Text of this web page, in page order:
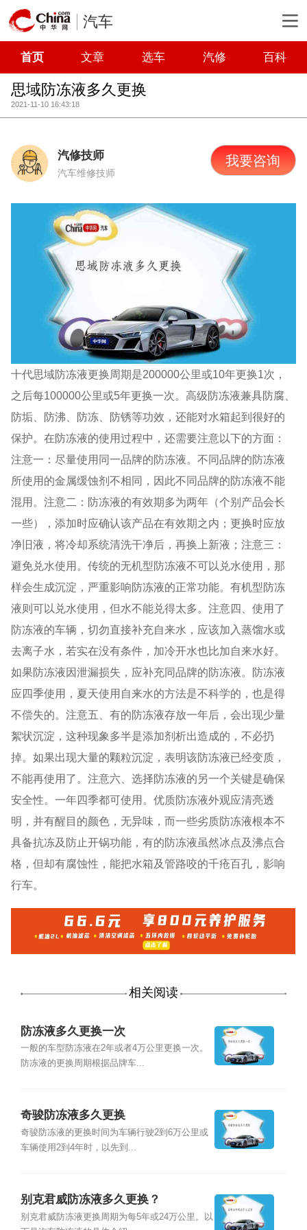
汽车
首页 文章 选车 汽修 百科
思域防冻液多久更换
2021-11-10 16:43:18
汽修技师
汽车维修技师
我要咨询
十代思域防冻液更换周期是200000公里或10年更换1次，
之后每100000公里或5年更换一次。高级防冻液兼具防腐、
防垢、防沸、防冻、防锈等功效，还能对水箱起到很好的
保护。在防冻液的使用过程中，还需要注意以下的方面：
注意一：尽量使用同一品牌的防冻液。不同品牌的防冻液
所使用的金属缓蚀剂不相同，因此不同品牌的防冻液不能
混用。注意二：防冻液的有效期多为两年（个别产品会长
一些），添加时应确认该产品在有效期之内；更换时应放
净旧液，将冷却系统清洗干净后，再换上新液；注意三：
避免兑水使用。传统的无机型防冻液不可以兑水使用，那
样会生成沉淀，严重影响防冻液的正常功能。有机型防冻
液则可以兑水使用，但水不能兑得太多。注意四、使用了
防冻液的车辆，切勿直接补充自来水，应该加入蒸馏水或
去离子水，若实在没有条件，加冷开水也比加自来水好。
如果防冻液因泄漏损失，应补充同品牌的防冻液。防冻液
应四季使用，夏天使用自来水的方法是不科学的，也是得
不偿失的。注意五、有的防冻液存放一年后，会出现少量
絮状沉淀，这种现象多半是添加剂析出造成的，不必扔
掉。如果出现大量的颗粒沉淀，表明该防冻液已经变质，
不能再使用了。注意六、选择防冻液的另一个关键是确保
安全性。一年四季都可使用。优质防冻液外观应清亮透
明，并有醒目的颜色，无异味，而一些劣质防冻液根本不
具备抗冻及防止开锅功能，有的防冻液虽然冰点及沸点合
格，但却有腐蚀性，能把水箱及管路咬的千疮百孔，影响
行车。
相关阅读
防冻液多久更换一次
一般的车型防冻液在2年或者4万公里更换一次。
防冻液的更换周期根据品牌车...
奇骏防冻液多久更换
奇骏防冻液的更换时间为车辆行驶2到6万公里或
车辆使用2到4年时，以先到...
别克君威防冻液多久更换？
别克君威防冻液更换周期为每5年或24万公里。以